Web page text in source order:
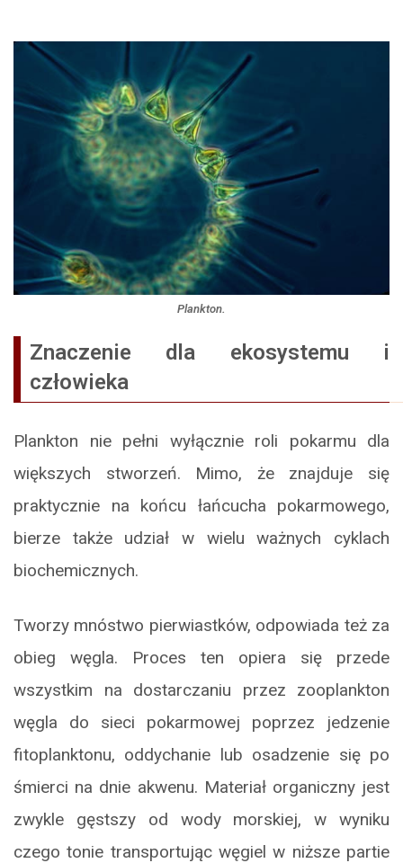
Plankton.
Znaczenie dla ekosystemu i
człowieka
Plankton nie pełni wyłącznie roli pokarmu dla
większych stworzeń. Mimo, że znajduje się
praktycznie na końcu łańcucha pokarmowego,
bierze także udział w wielu ważnych cyklach
biochemicznych.
Tworzy mnóstwo pierwiastków, odpowiada też za
obieg węgla. Proces ten opiera się przede
wszystkim na dostarczaniu przez zooplankton
węgla do sieci pokarmowej poprzez jedzenie
fitoplanktonu, oddychanie lub osadzenie się po
śmierci na dnie akwenu. Materiał organiczny jest
zwykle gęstszy od wody morskiej, w wyniku
czego tonie transportując węgiel w niższe partie